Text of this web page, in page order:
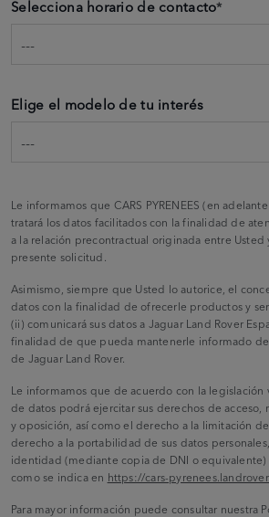
Selecciona horario de contacto*
Elige el modelo de tu interés
Le informamos que CARS PYRENEES (en
tratará los datos facilitados con la finalidad de
a la relación precontractual originada entre Usted
presente solicitud.
Asimismo, siempre que Usted lo autorice, el
datos con la finalidad de ofrecerle productos y
(ii) comunicará sus datos a Jaguar Land Rover
finalidad de que pueda mantenerle informado
de Jaguar Land Rover.
Le informamos que de acuerdo con la
de datos podrá ejercitar sus derechos de acceso,
y oposición, así como el derecho a la limitación
derecho a la portabilidad de sus datos
identidad (mediante copia de DNI o equivalente)
como se indica en https://cars-
Para mayor información puede consultar nuestra